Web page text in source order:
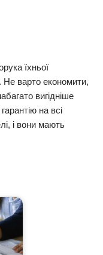
їхньої
Не варто економити,
вигідніше
на всі
і вони мають